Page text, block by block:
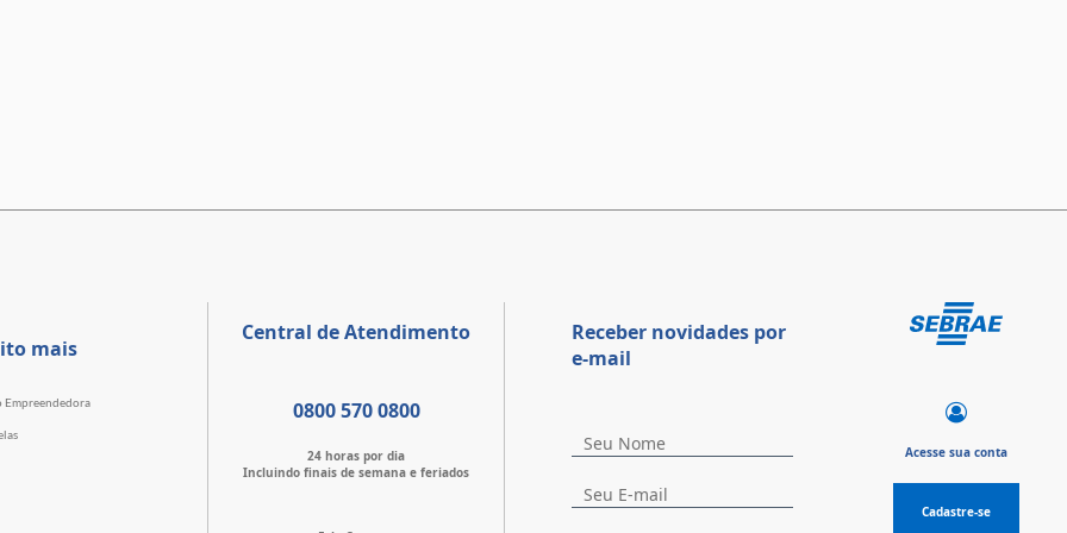
mais
Empreendedora
Central de Atendimento
0800 570 0800
24 horas por dia
Incluindo finais de semana e feriados
Receber novidades por
e-mail
Acesse sua conta
Cadastre-se